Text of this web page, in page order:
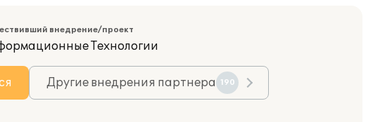
внедрение/проект
Технологии
Другие внедрения партнера 190